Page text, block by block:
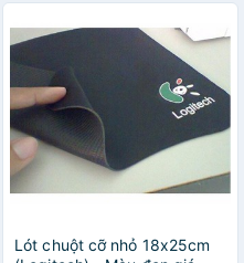
Lót chuột cỡ nhỏ 18x25cm